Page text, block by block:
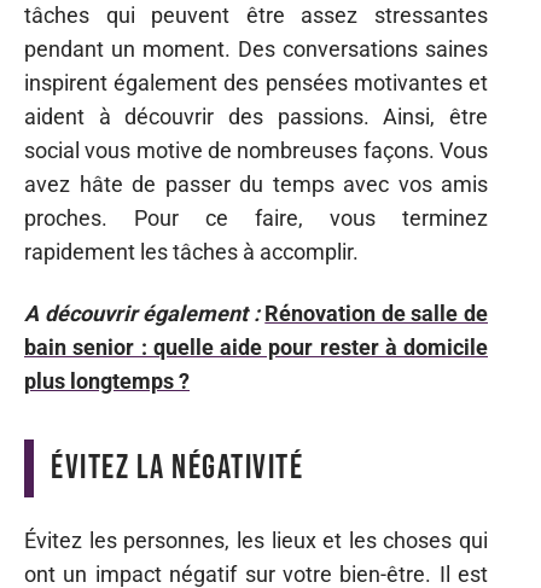
tâches qui peuvent être assez stressantes
pendant un moment. Des conversations saines
inspirent également des pensées motivantes et
aident à découvrir des passions. Ainsi, être
social vous motive de nombreuses façons. Vous
avez hâte de passer du temps avec vos amis
proches. Pour ce faire, vous terminez
rapidement les tâches à accomplir.
A découvrir également : Rénovation de salle de
bain senior : quelle aide pour rester à domicile
plus longtemps ?
Évitez la négativité
Évitez les personnes, les lieux et les choses qui
ont un impact négatif sur votre bien-être. Il est